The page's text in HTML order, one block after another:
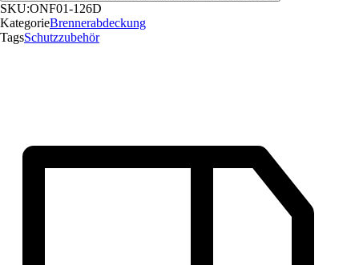
SKU:ONF01-126D
KategorieBrennerabdeckung
TagsSchutzzubehör